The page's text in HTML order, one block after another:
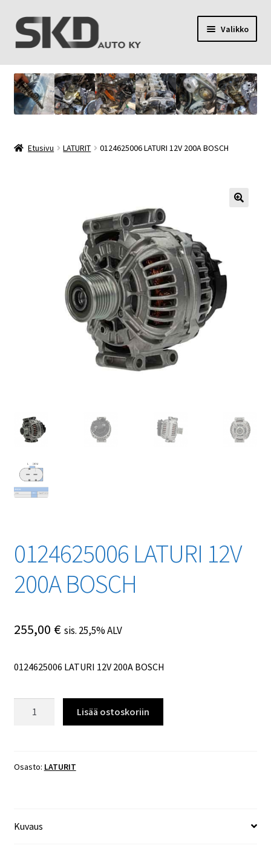
Siirry
navigointiin
Siirry
sisältöön
Valikko
SKD Auto Ky
Toimitusehdot
Tietosuojaseloste
Etusivu LATURIT 0124625006 LATURI 12V 200A BOSCH
0124625006 LATURI 12V
200A BOSCH
255,00 € sis. 25,5% ALV
0124625006 LATURI 12V 200A BOSCH
BOSCH
Lisää ostoskoriin
Osasto: LATURIT
Kuvaus